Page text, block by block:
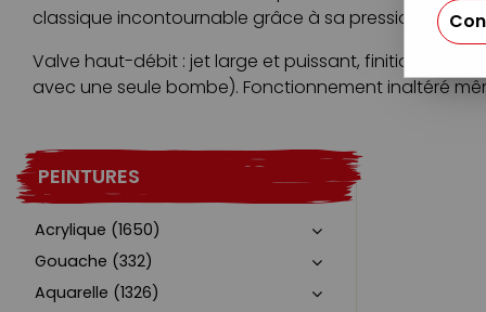
classique incontournable grâce à sa pression
Valve haut-débit : jet large et puissant, finition
avec une seule bombe). Fonctionnement inaltéré
PEINTURES
Acrylique (1650)
Gouache (332)
Aquarelle (1326)